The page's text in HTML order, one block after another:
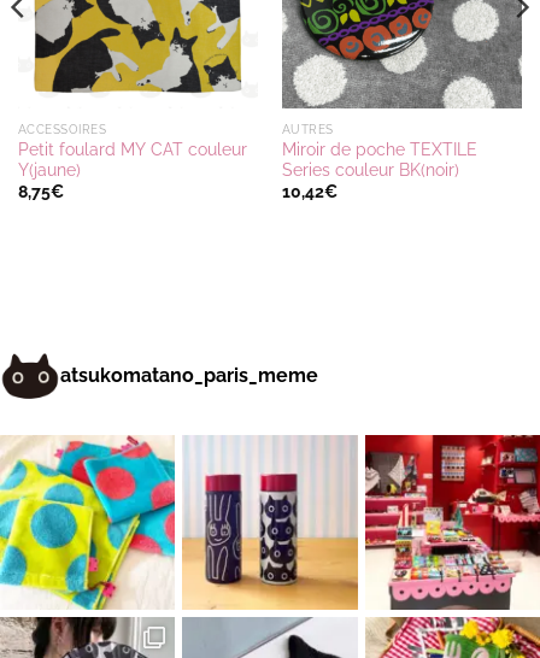
ACCESSOIRES
Petit foulard MY CAT couleur
Y(jaune)
8,75€
AUTRES
Miroir de poche TEXTILE
Series couleur BK(noir)
10,42€
atsukomatano_paris_meme